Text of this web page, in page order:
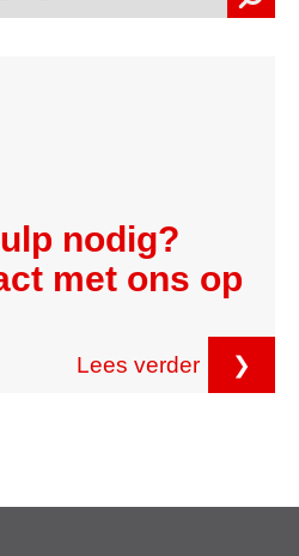
nodig?
met ons op
Lees verder ❯